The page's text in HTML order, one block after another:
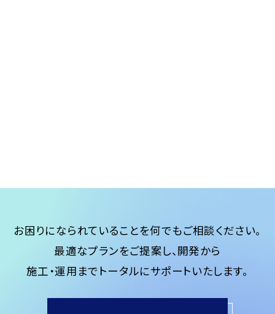
お困りになられていることを何でもご相談ください。
最適なプランをご提案し、開発から
施工・運用までトータルにサポートいたします。